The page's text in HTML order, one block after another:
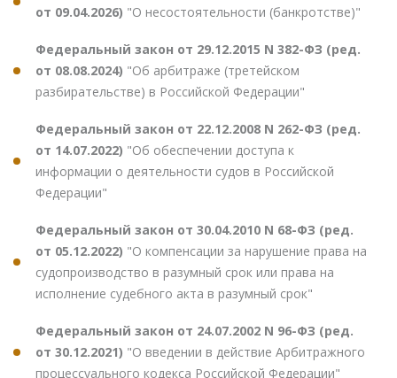
от 09.04.2026) "О несостоятельности (банкротстве)"
Федеральный закон от 29.12.2015 N 382-ФЗ (ред.
от 08.08.2024) "Об арбитраже (третейском
разбирательстве) в Российской Федерации"
Федеральный закон от 22.12.2008 N 262-ФЗ (ред.
от 14.07.2022) "Об обеспечении доступа к
информации о деятельности судов в Российской
Федерации"
Федеральный закон от 30.04.2010 N 68-ФЗ (ред.
от 05.12.2022) "О компенсации за нарушение права на
судопроизводство в разумный срок или права на
исполнение судебного акта в разумный срок"
Федеральный закон от 24.07.2002 N 96-ФЗ (ред.
от 30.12.2021) "О введении в действие Арбитражного
процессуального кодекса Российской Федерации"